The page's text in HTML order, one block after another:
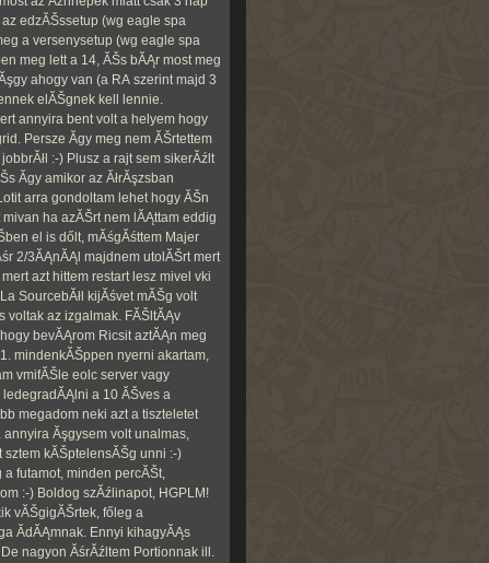
edzĂŠssetup (wg eagle spa
a versenysetup (wg eagle spa
meg lett a 14, ĂŠs bĂĄr most meg
ahogy van (a RA szerint majd 3
elĂŠgnek kell lennie.
annyira bent volt a helyem hogy
Persze Ă­gy meg nem ĂŠrtettem
:-) Plusz a rajt sem sikerĂźlt
Ă­gy amikor az ĂłrĂşzsban
arra gondoltam lehet hogy ĂŠn
ha azĂŠrt nem lĂĄttam eddig
el is dőlt, mĂśgĂśttem Majer
2/3ĂĄnĂĄl majdnem utolĂŠrt mert
azt hittem restart lesz mivel vki
SourcebĂłl kijĂśvet mĂŠg volt
voltak az izgalmak. FĂŠltĂĄv
bevĂĄrom Ricsit aztĂĄn meg
mindenkĂŠppen nyerni akartam,
vmifĂŠle eolc server vagy
a 10 ĂŠves a
megadom neki azt a tiszteletet
Ăşgysem volt unalmas,
sztem kĂŠptelensĂŠg unni :-)
futamot, minden percĂŠt,
:-) Boldog szĂźlinapot, HGPLM!
vĂŠgigĂŠrtek, főleg a
ĂdĂĄmnak. Ennyi kihagyĂĄs
nagyon ĂśrĂźltem Portionnak ill.